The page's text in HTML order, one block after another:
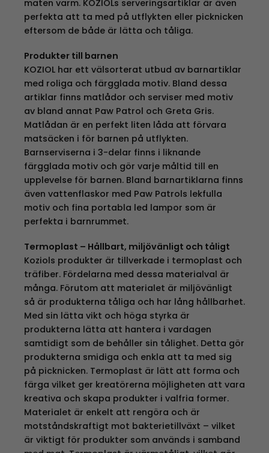
maten varm. KOZIOLs serveringsartiklar är även
perfekta att ta med på utflykten eller picknicken
eftersom de både är lätta och tåliga.
Produkter till barnen
KOZIOL har ett välsorterat utbud av barnartiklar
med roliga och färgglada motiv. Bland dessa
artiklar finns matlådor och serviser med motiv
av bland annat Paw Patrol och Greta Gris.
Matlådan är en perfekt liten låda att förvara
matsäcken i för barnen på utflykten.
Barnserviserna i 3-delar finns i liknande
färgglada motiv och gör varje måltid till en
upplevelse för barnen. Bland barnartiklarna finns
även vattenflaskor med Paw Patrols lekfulla
motiv och fina portabla led lampor som är
perfekta i barnrummet.
Termoplast – Hållbart, miljövänligt och tåligt
Koziols produkter är tillverkade i termoplast och
träfiber. Fördelarna med dessa materialval är
många. Förutom att materialet är miljövänligt
så är produkterna tåliga och har lång hållbarhet.
Med sin lätta vikt och höga styrka är
produkterna lätta att hantera i vardagen
samtidigt som de behåller sin tålighet. Detta gör
produkterna smidiga och enkla att ta med sig
på picknicken. Termoplast är lätt att forma och
färga vilket ger kreatörerna möjligheten att vara
kreativa och skapa produkter i valfria former.
Materialet är enkelt att rengöra och är
motståndskraftigt mot bakterietillväxt – vilket
är viktigt för produkter som används i samband